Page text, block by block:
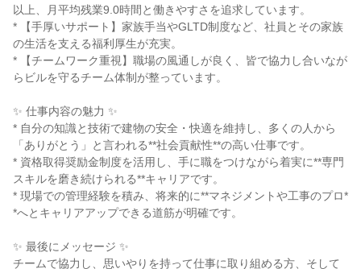
以上、月平均残業9.0時間と働きやすさを追求しています。
* 【手厚いサポート】家族手当やGLTD制度など、社員とその家族
の生活を支える福利厚生が充実。
* 【チームワーク重視】職場の風通しが良く、皆で協力し合いなが
らビルを守るチーム体制が整っています。
✨ 仕事内容の魅力 ✨
* 自分の知識と技術で建物の安全・快適を維持し、多くの人から
「ありがとう」と言われる**社会貢献性**の高い仕事です。
* 資格取得奨励金制度を活用し、手に職をつけながら着実に**専門
スキルを磨き続けられる**キャリアです。
* 現場での管理経験を積み、将来的に**マネジメントや工事のプロ*
*へとキャリアアップできる道筋が明確です。
✨ 最後にメッセージ ✨
チームで協力し、思いやりを持って仕事に取り組める方、そして